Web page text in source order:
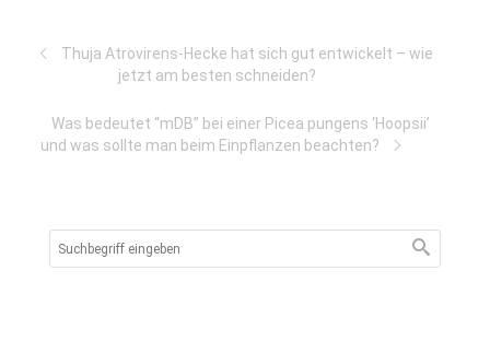
Thuja Atrovirens-Hecke hat sich gut entwickelt – wie
jetzt am besten schneiden?
Was bedeutet “mDB” bei einer Picea pungens ‘Hoopsii’
und was sollte man beim Einpflanzen beachten?